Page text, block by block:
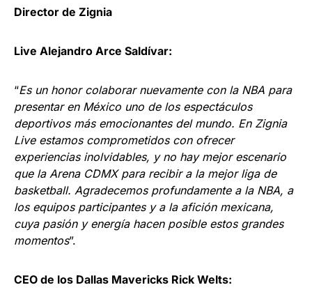
Director de Zignia
Live Alejandro Arce Saldívar:
“Es un honor colaborar nuevamente con la NBA para
presentar en México uno de los espectáculos
deportivos más emocionantes del mundo. En Zignia
Live estamos comprometidos con ofrecer
experiencias inolvidables, y no hay mejor escenario
que la Arena CDMX para recibir a la mejor liga de
basketball. Agradecemos profundamente a la NBA, a
los equipos participantes y a la afición mexicana,
cuya pasión y energía hacen posible estos grandes
momentos”.
CEO de los Dallas Mavericks Rick Welts: